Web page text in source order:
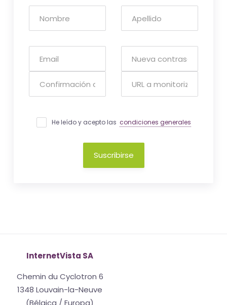
He leído y acepto las condiciones generales
Suscribirse
InternetVista SA
Chemin du Cyclotron 6
1348 Louvain-la-Neuve
(Bélgica / Europa)